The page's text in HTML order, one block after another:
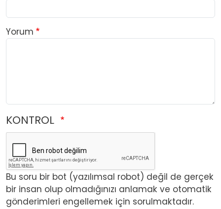
Yorum
KONTROL
Bu soru bir bot (yazılımsal robot) değil de gerçek
bir insan olup olmadığınızı anlamak ve otomatik
gönderimleri engellemek için sorulmaktadır.